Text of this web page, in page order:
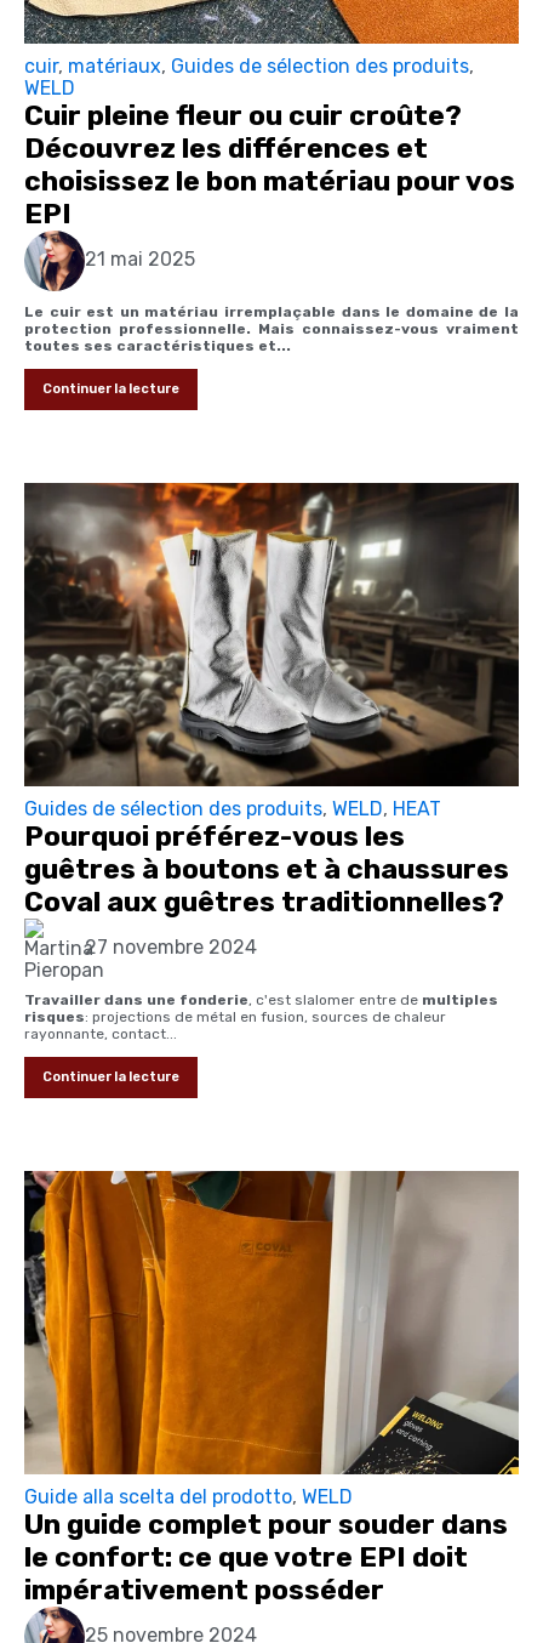
cuir, matériaux, Guides de sélection des produits,
WELD
Cuir pleine fleur ou cuir croûte?
Découvrez les différences et
choisissez le bon matériau pour vos
EPI
21 mai 2025
Le cuir est un matériau irremplaçable dans le domaine de la
protection professionnelle. Mais connaissez-vous vraiment
toutes ses caractéristiques et...
Continuer la lecture
Guides de sélection des produits, WELD, HEAT
Pourquoi préférez-vous les
guêtres à boutons et à chaussures
Coval aux guêtres traditionnelles?
27 novembre 2024
Travailler dans une fonderie, c'est slalomer entre de multiples
risques: projections de métal en fusion, sources de chaleur
rayonnante, contact...
Continuer la lecture
Guide alla scelta del prodotto, WELD
Un guide complet pour souder dans
le confort: ce que votre EPI doit
impérativement posséder
25 novembre 2024